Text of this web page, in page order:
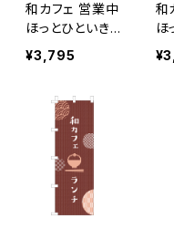
和カフェ 営業中
ほっとひといき…
緑茶 のぼり旗
¥3,795
和
ほ
抹